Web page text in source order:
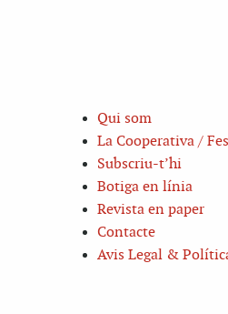
Qui som
La Cooperativa /
Subscriu-t’hi
Botiga en línia
Revista en paper
Contacte
Avis Legal &